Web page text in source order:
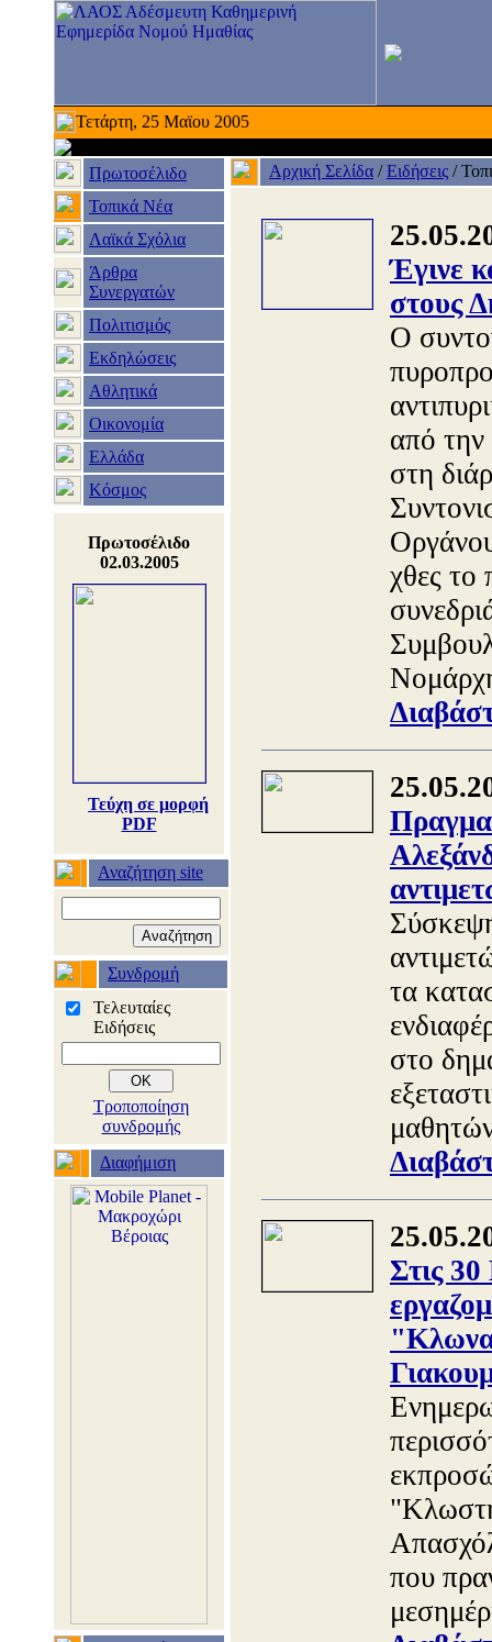
Τετάρτη, 25 Μαϊου 2005
Πρωτοσέλιδο
Τοπικά Νέα
Λαϊκά Σχόλια
Άρθρα
Συνεργατών
Πολιτισμός
Εκδηλώσεις
Αθλητικά
Οικονομία
Ελλάδα
Κόσμος
Πρωτοσέλιδο
02.03.2005
Τεύχη σε μορφή
PDF
Αναζήτηση site
Συνδρομή
Τελευταίες
Ειδήσεις
Τροποποίηση
συνδρομής
Διαφήμιση
Αρχική Σελίδα /Ειδήσεις /
Έγινε
στους
Ο
από την
στη
χθες το
τα
στο
Στις
που